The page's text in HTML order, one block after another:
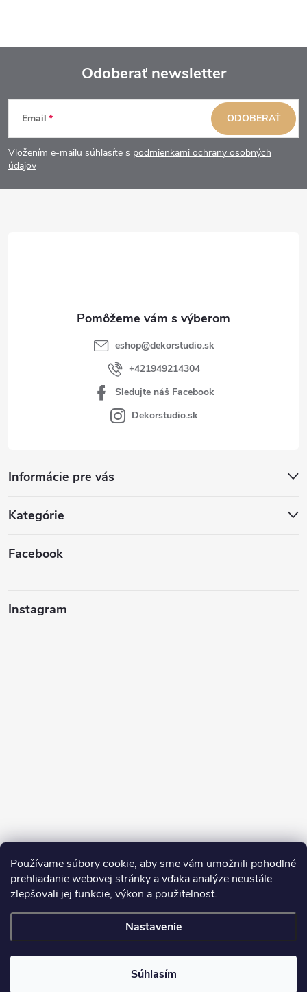
Používame súbory cookie, aby sme vám umožnili pohodlné
prehliadanie webovej stránky a vďaka analýze neustále
zlepšovali jej funkcie, výkon a použiteľnosť.
Nastavenie
Súhlasím
Z
á
p
Odoberať newsletter
Email
Vložením e-mailu súhlasíte s podmienkami ochrany osobných
údajov
ODOBERAŤ
Informácie pre vás
Kategórie
Facebook
Instagram
eshop@dekorstudio.sk
+421949214304
Sledujte náš Facebook
Dekorstudio.sk
Copyright 2026Dekorstudio.sk. Všetky práva vyhradené.